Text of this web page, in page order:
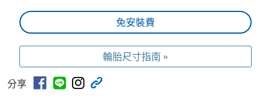
免安裝費
輪胎尺寸指南 »
分享